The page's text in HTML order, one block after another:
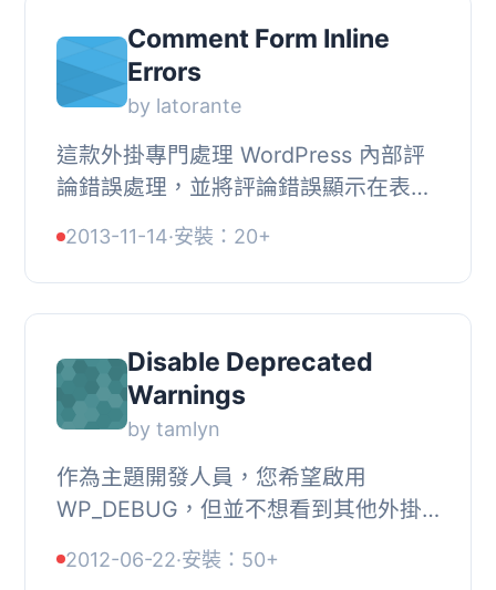
Comment Form Inline
Errors
by latorante
這款外掛專門處理 WordPress 內部評
論錯誤處理，並將評論錯誤顯示在表單
奇怪灰色頁面。這一切都是開箱即用
的。, , 它還記...
2013-11-14·安裝：20+
Disable Deprecated
Warnings
by tamlyn
作為主題開發人員，您希望啟用
WP_DEBUG，但並不想看到其他外掛
式可關閉這些訊息，同時仍然顯示其他
2012-06-22·安裝：50+